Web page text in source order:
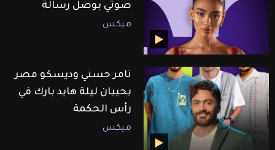
صوتي بوصل رسالة
ميكس
تامر حسني وديسكو مصر
يحييان ليلة هايد بارك في
رأس الحكمة
ميكس